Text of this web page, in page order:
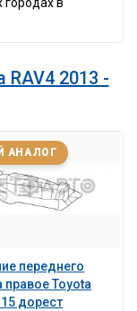
городах в
RAV4 2013 -
переднего
правое Toyota
дорест
АНАЛОГ